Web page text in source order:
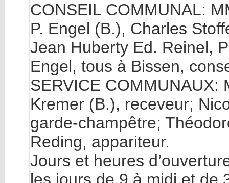
CONSEIL COMMUNAL:
P. Engel (B.), Charles
Jean Huberty Ed. Reinel,
Engel, tous à Bissen,
SERVICE COMMUNAUX:
Kremer (B.), receveur;
garde-champêtre;
Reding, appariteur.
Jours et heures